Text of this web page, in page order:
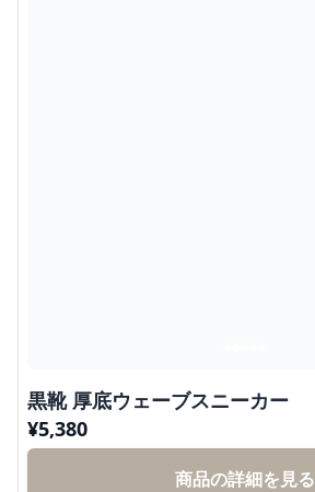
黒靴 厚底ウェーブスニーカー
¥5,380
商品の詳細を見る